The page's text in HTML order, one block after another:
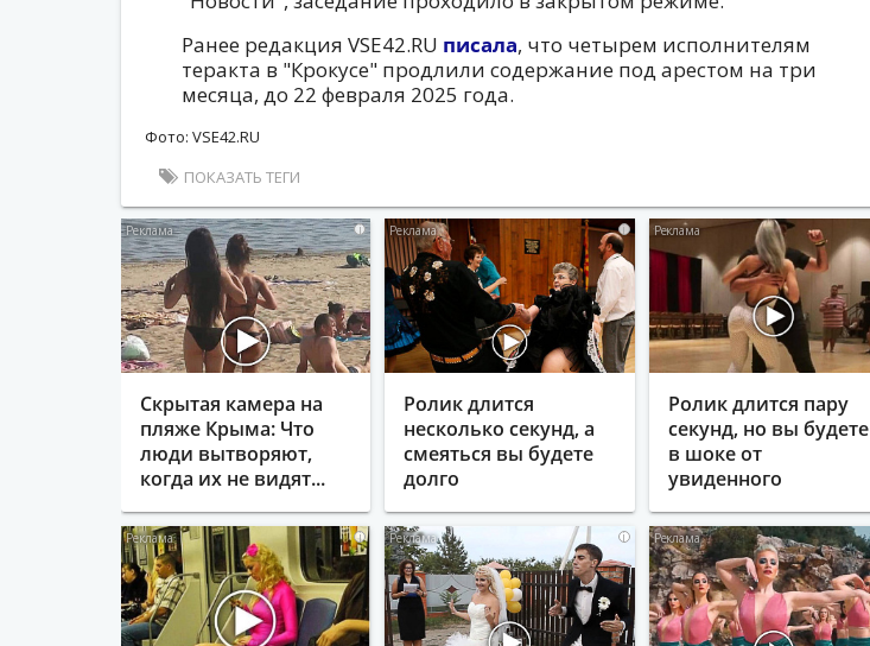
Ранее редакция VSE42.RU писала, что четырем исполнителям
теракта в "Крокусе" продлили содержание под арестом на три
месяца, до 22 февраля 2025 года.
Фото: VSE42.RU
ПОКАЗАТЬ ТЕГИ
i
Скрытая камера на
пляже Крыма: Что
люди вытворяют,
когда их не видят...
i
Ролик длится
несколько секунд, а
смеяться вы будете
долго
Ролик длится пару
секунд, но вы будете
в шоке от
увиденного
i i